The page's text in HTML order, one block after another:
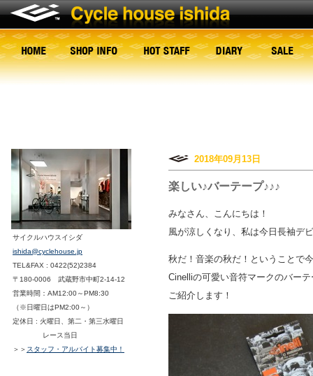
2018年09月13日
楽しい♪バーテープ♪♪♪
みなさん、こんにちは！
風が涼しくなり、私は今日長袖デ
秋だ！音楽の秋だ！ということで
Cinelliの可愛い音符マークのバー
ご紹介します！
サイクルハウスイシダ
ishida@cyclehouse.jp
TEL&FAX : 0422(52)2384
〒180-0006 武蔵野市中町2-14-12
営業時間：AM12:00～PM8:30
（※日曜日はPM2:00～）
定休日 : 火曜日、第二・第三水曜日
レース当日
＞＞ スタッフ・アルバイト募集中！